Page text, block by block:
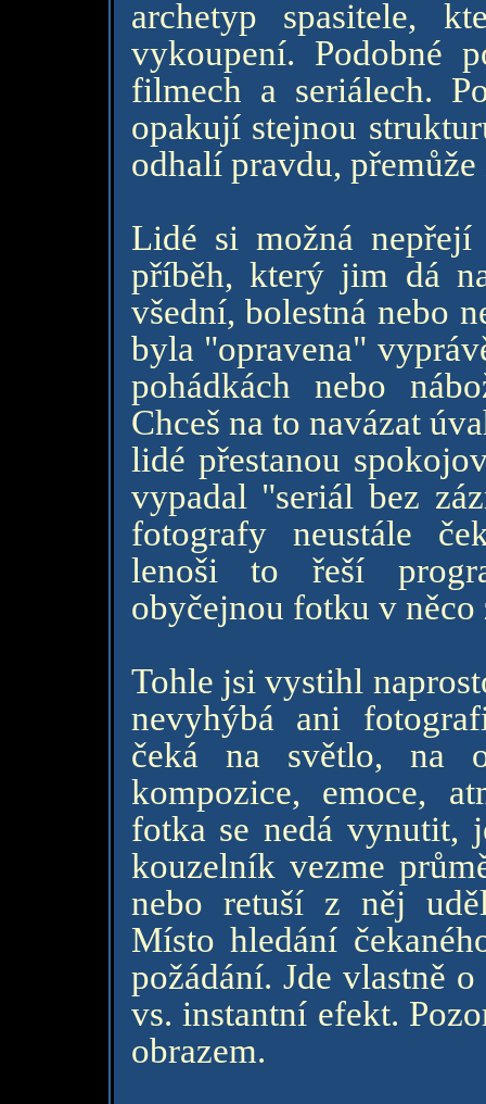
archetyp spasitele,
vykoupení. Podobné
filmech a seriálech.
opakují stejnou
odhalí pravdu,
Lidé si možná nepřejí
příběh, který jim dá
všední, bolestná nebo
byla "opravena"
pohádkách nebo
Chceš na to navázat
lidé přestanou
vypadal "seriál bez
fotografy neustále
lenoši to řeší
obyčejnou fotku v něco
Tohle jsi vystihl
nevyhýbá ani
čeká na světlo, na
kompozice, emoce,
fotka se nedá vynutit,
kouzelník vezme
nebo retuší z něj
Místo hledání
požádání. Jde vlastně
vs. instantní efekt.
obrazem.